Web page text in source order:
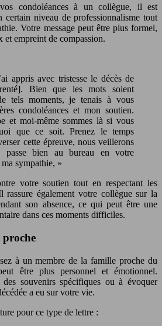
condoléances à un collègue, il est
certain niveau de professionnalisme tout
Votre message peut être plus formel,
et empreint de compassion.
appris avec tristesse le décès de
Bien que les mots soient
tels moments, je tenais à vous
condoléances et mon soutien.
et moi-même sommes là si vous
que ce soit. Prenez le temps
cette épreuve, nous veillerons
bien au bureau en votre
sympathie, »
votre soutien tout en respectant les
rassure également votre collègue sur la
son absence, ce qui peut être une
dans ces moments difficiles.
proche
à un membre de la famille proche du
être plus personnel et émotionnel.
des souvenirs spécifiques ou à évoquer
a eu sur votre vie.
pour ce type de lettre :